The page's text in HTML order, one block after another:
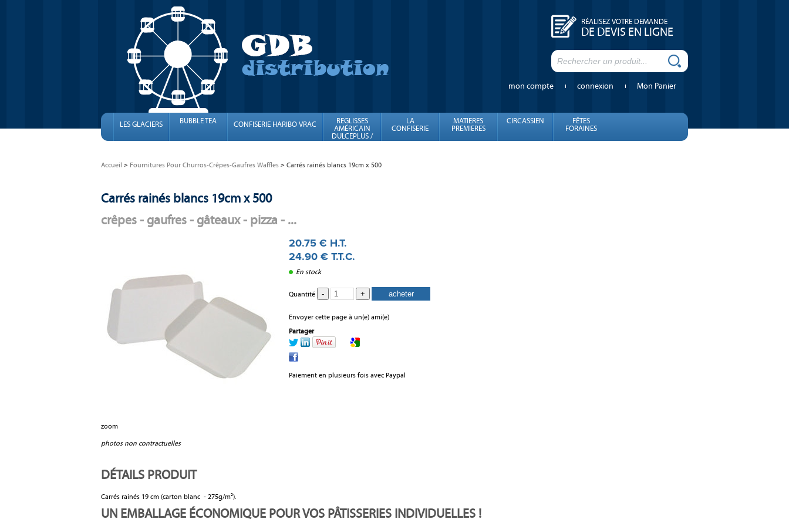
mon compte connexion Mon Panier
LES GLACIERS BUBBLE TEA CONFISERIE HARIBO VRAC
REGLISSES
AMÉRICAIN
DULCEPLUS /
FINI
LA
CONFISERIE
MATIERES
PREMIERES
CIRCASSIEN
FÊTES
FORAINES
Accueil Fournitures Pour Churros-Crêpes-Gaufres Waffles Carrés rainés blancs 19cm x 500
Carrés rainés blancs 19cm x 500
crêpes - gaufres - gâteaux - pizza - ...
zoom
photos non contractuelles
20.75 € H.T.
24.90 € T.T.C.
En stock
Quantité
Envoyer cette page à un(e) ami(e)
Partager
Paiement en plusieurs fois avec Paypal
DÉTAILS PRODUIT
Carrés rainés 19 cm (carton blanc - 275g/m²).
UN EMBALLAGE ÉCONOMIQUE POUR VOS PÂTISSERIES INDIVIDUELLES !
RÉALISEZ VOTRE DEMANDE
DE DEVIS EN LIGNE